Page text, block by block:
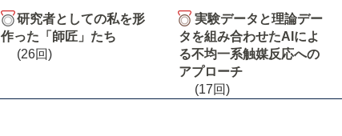
研究者としての私を形
作った「師匠」たち
(26回)
実験データと理論デー
タを組み合わせたAIによ
る不均一系触媒反応への
アプローチ
(17回)